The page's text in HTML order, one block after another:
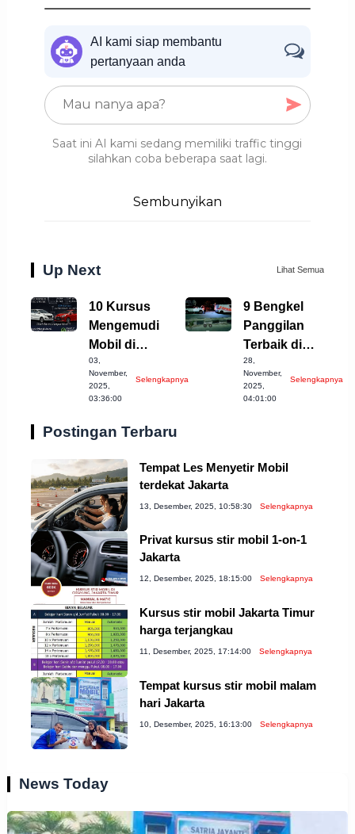
AI kami siap membantu
pertanyaan anda
Saat ini AI kami sedang memiliki traffic tinggi
silahkan coba beberapa saat lagi.
Sembunyikan
Up Next Lihat Semua
10 Kursus
Mengemudi
Mobil di
Tasikmalaya
yang Wajib
Dicoba!
03,
November,
2025,
03:36:00
Selengkapnya
9 Bengkel
Panggilan
Terbaik di
Kabupaten
Semarang, Cek
Sekarang!
28,
November,
2025,
04:01:00
Selengkapnya
Postingan Terbaru
Tempat Les Menyetir Mobil
terdekat Jakarta
13, Desember, 2025, 10:58:30 Selengkapnya
Privat kursus stir mobil 1-on-1
Jakarta
12, Desember, 2025, 18:15:00 Selengkapnya
Kursus stir mobil Jakarta Timur
harga terjangkau
11, Desember, 2025, 17:14:00 Selengkapnya
Tempat kursus stir mobil malam
hari Jakarta
10, Desember, 2025, 16:13:00 Selengkapnya
News Today